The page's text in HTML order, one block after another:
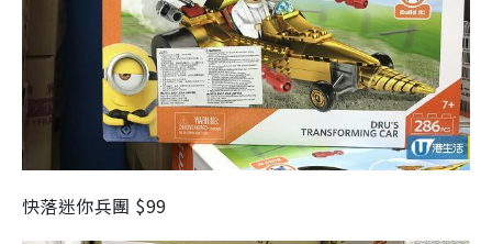
快落迷你兵團 $99